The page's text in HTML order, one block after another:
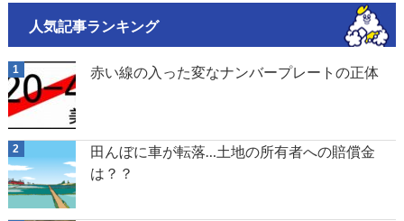
人気記事ランキング
赤い線の入った変なナンバープレートの正体
田んぼに車が転落…土地の所有者への賠償金
は？？